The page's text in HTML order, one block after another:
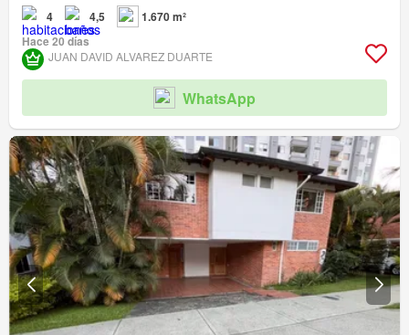
4 4,5
1.670 m²
Hace 20 días
JUAN DAVID ALVAREZ DUARTE
WhatsApp